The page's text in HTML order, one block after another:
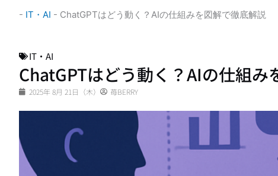
- IT・AI - ChatGPTはどう動く？AIの仕組みを図解で徹底解説
IT・AI
ChatGPTはどう動く？AIの仕組み
2025年 8月 21日（木） 苺BERRY